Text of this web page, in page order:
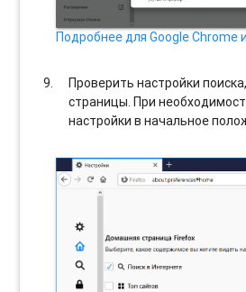
Подробнее для Google Chrome
Проверить настройки
страницы. При
настройки в начальное